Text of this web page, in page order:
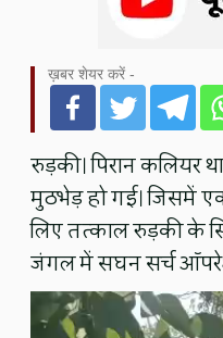
ख़बर शेयर करें -
रुड़की। पिरान
मुठभेड़ हो गई। जिसमें
लिए तत्काल रुड़की के
जंगल में सघन सर्च